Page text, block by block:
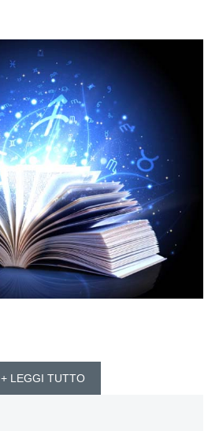
+ LEGGI TUTTO